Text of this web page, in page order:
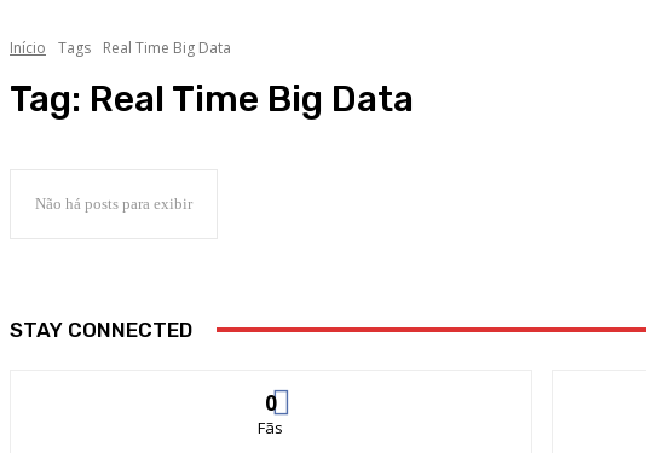
Início Tags Real Time Big Data
Tag: Real Time Big Data
Não há posts para exibir
STAY CONNECTED
0
Fãs